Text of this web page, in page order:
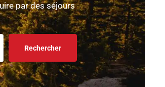
par des séjours
Rechercher